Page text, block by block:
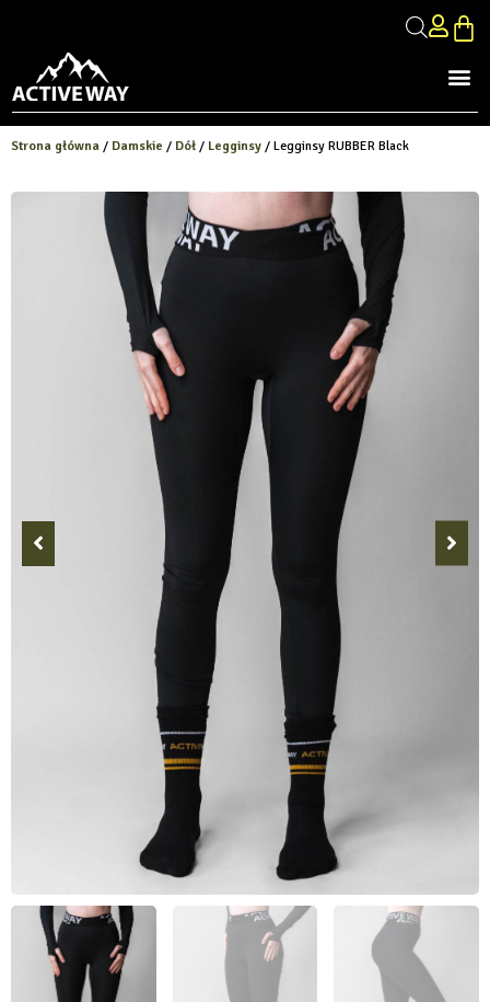
Strona główna / Damskie / Dół / Legginsy / Legginsy RUBBER Black